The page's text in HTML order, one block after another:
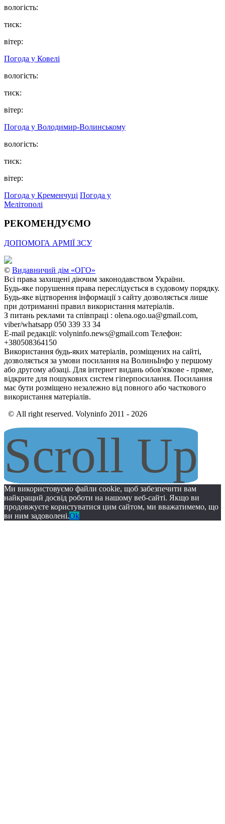
вологість:
тиск:
вітер:
Погода у Ковелі
вологість:
тиск:
вітер:
Погода у Володимир-Волинському
вологість:
тиск:
вітер:
Погода у Кременчуці Погода у
Мелітополі
РЕКОМЕНДУЄМО
ДОПОМОГА АРМІЇ ЗСУ
© Видавничий дім «ОГО»
Всі права захищені діючим законодавством України.
Будь-яке порушення права переслідується в судовому порядку.
Будь-яке відтворення інформації з сайту дозволяється лише
при дотриманні правил використання матеріалів.
З питань реклами та співпраці : olena.ogo.ua@gmail.com,
viber/whatsapp 050 339 33 34
E-mail редакції: volyninfo.news@gmail.com Телефон:
+380508364150
Використання будь-яких матеріалів, розміщених на сайті,
дозволяється за умови посилання на ВолиньІнфо у першому
або другому абзаці. Для інтернет видань обов'язкове - пряме,
відкрите для пошукових систем гіперпосилання. Посилання
має бути розміщено незалежно від повного або часткового
використання матеріалів.
© All right reserved. Volyninfo 2011 - 2026
Scroll Up
Ми використовуємо файли cookie, щоб забезпечити вам
найкращий досвід роботи на нашому веб-сайті. Якщо ви
продовжуєте користуватися цим сайтом, ми вважатимемо, що
ви ним задоволені.Ok